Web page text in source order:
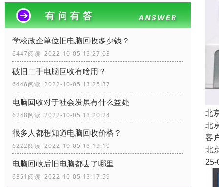
学校政企单位旧电脑回收多少钱？
6447阅读 2022-10-05 13:27:03
破旧二手电脑回收有啥用？
6448阅读 2022-10-05 13:25:37
电脑回收对于社会发展有什么益处
6248阅读 2022-10-05 13:20:24
很多人都想知道电脑回收价格？
6222阅读 2022-10-05 13:19:10
电脑回收后旧电脑都去了哪里
6351阅读 2022-10-05 13:17:59
北
北
客
北
25-